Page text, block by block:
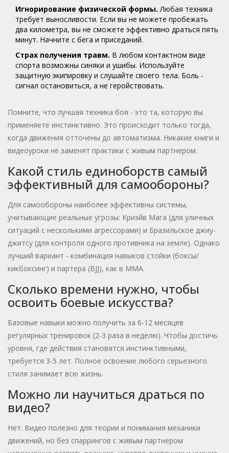
Игнорирование физической формы. Любая техника
требует выносливости. Если вы не можете пробежать
два километра, вы не сможете эффективно драться пять
минут. Начните с бега и приседаний.
Страх получения травм. В любом контактном виде
спорта возможны синяки и ушибы. Используйте
защитную экипировку и слушайте своего тела. Боль -
сигнал остановиться, а не геройствовать.
Помните, что лучшая техника боя - это та, которую вы
применяете инстинктивно. Это происходит только тогда,
когда движения отточены до автоматизма. Никакие книги и
видеоуроки не заменят практики с живым партнером.
Какой стиль единоборств самый
эффективный для самообороны?
Для самообороны наиболее эффективны системы,
учитывающие реальные угрозы: Криэйв Мага (для уличных
ситуаций с несколькими агрессорами) и Бразильское джиу-
джитсу (для контроля одного противника на земле). Однако
лучший вариант - комбинация навыков стойки (боксы/
кикбоксинг) и партера (BJJ), как в ММА.
Сколько времени нужно, чтобы
освоить боевые искусства?
Базовые навыки можно получить за 6-12 месяцев
регулярных тренировок (2-3 раза в неделю). Чтобы достичь
уровня, где действия становятся инстинктивными,
требуется 3-5 лет. Полное освоение любого серьезного
стиля занимает всю жизнь.
Можно ли научиться драться по
видео?
Нет. Видео полезно для теории и понимания механики
движений, но без спаррингов с живым партнером